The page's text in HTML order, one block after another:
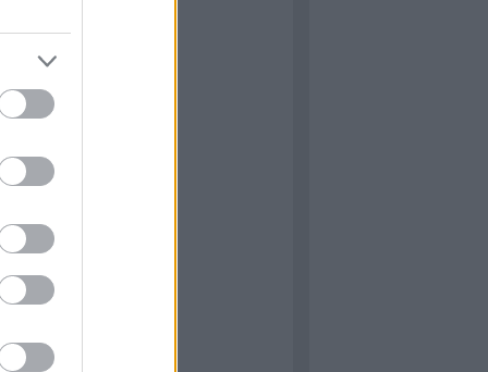
Elefant páncélvadász
Igenis, miniszter úr! &
úr!
M16 féllánctalpas
Capa, a világhírű fotós
Lucas háborúi
A34 Comet
of Duty – Black Ops 6
Victors